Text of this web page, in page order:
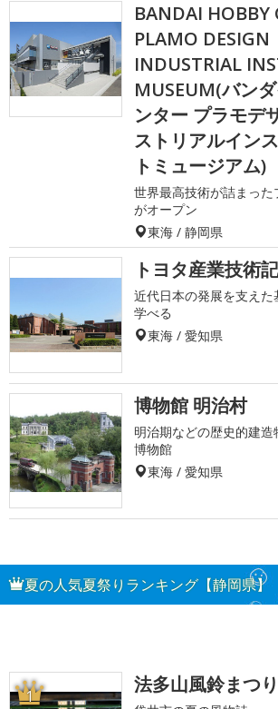
BANDAI HOBBY
PLAMO DESIGN
INDUSTRIAL
MUSEUM(バン
ンター プラモデ
ストリアルイン
トミュージアム)
世界最高技術が詰まっ
がオープン
東海 / 静岡県
トヨタ産業技術
近代日本の発展を支え
学べる
東海 / 愛知県
博物館 明治村
明治期などの歴史的建
博物館
東海 / 愛知県
夏の人気夏祭りランキング【静岡県】
1 法多山風鈴まつ